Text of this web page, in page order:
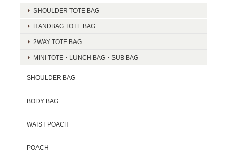
SHOULDER TOTE BAG
HANDBAG TOTE BAG
2WAY TOTE BAG
MINI TOTE・LUNCH BAG・SUB BAG
SHOULDER BAG
BODY BAG
WAIST POACH
POACH